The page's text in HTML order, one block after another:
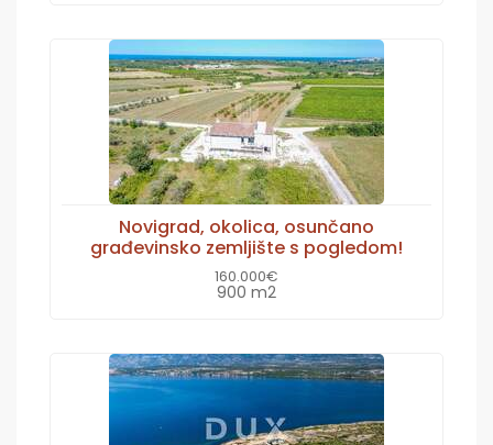
Novigrad, okolica, osunčano
građevinsko zemljište s pogledom!
160.000€
900 m2